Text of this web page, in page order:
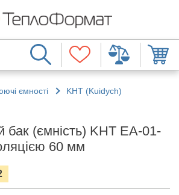
ємності KHT (Kuidych)
(ємність) KHT ЕА-01-
60 мм